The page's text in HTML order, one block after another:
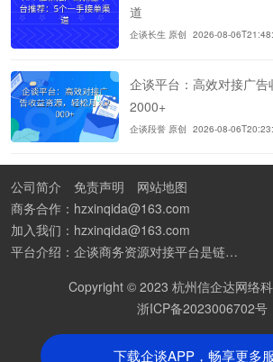
道
企谈长生 原创 2026-08-
企谈平台：高效对接广告
2000+
企谈段誉 原创 2026-08-
下载企谈APP，畅享更多
公司简介 免责声明
网站地图
商务合作：hzxinqida@163.com
加入我们：hzxinqida@163.com
平台介绍：企谈商务资源对接平台是链接资源人脉与客户的平台,也是地推app接任务平台、地推拉新团队接单平台。平台汇聚100W+商务资源，地推拉新、APP推广、BD异业合作等业务可免费发布。同时全国的地推团队和个人都可在地推接单平台找到赚钱项目和分享交流地推问题。
Copyright © 2023 杭州信企达网络
浙ICP备2023006702号